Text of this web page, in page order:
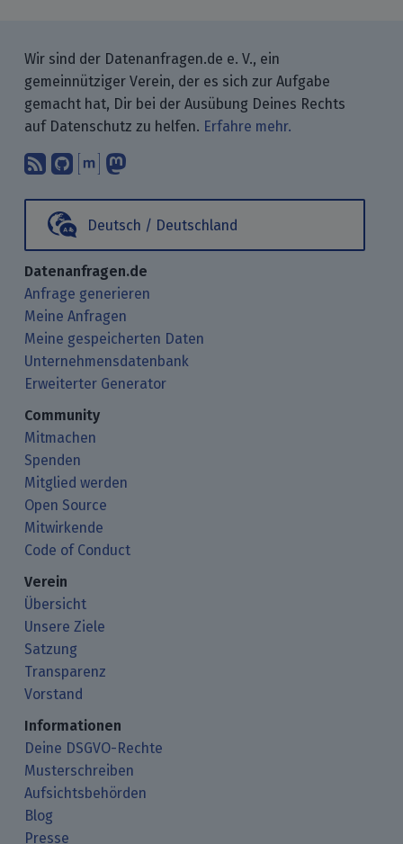
Wir sind der Datenanfragen.de e. V., ein
gemeinnütziger Verein, der es sich zur Aufgabe
gemacht hat, Dir bei der Ausübung Deines Rechts
auf Datenschutz zu helfen. Erfahre mehr.
Abonniere unsere Blogbeiträge mit
Finde uns bei GitHub.
Unterhalte Dich mit uns über
Deutsch / Deutschland
Datenanfragen.de
Anfrage generieren
Meine Anfragen
Meine gespeicherten Daten
Unternehmensdatenbank
Erweiterter Generator
Community
Mitmachen
Spenden
Mitglied werden
Open Source
Mitwirkende
Code of Conduct
Verein
Übersicht
Unsere Ziele
Satzung
Transparenz
Vorstand
Informationen
Deine DSGVO-Rechte
Musterschreiben
Aufsichtsbehörden
Blog
Presse